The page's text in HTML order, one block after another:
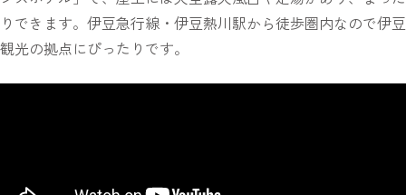
りできます。伊豆急行線・伊豆熱川駅から徒歩圏内なので伊豆
観光の拠点にぴったりです。